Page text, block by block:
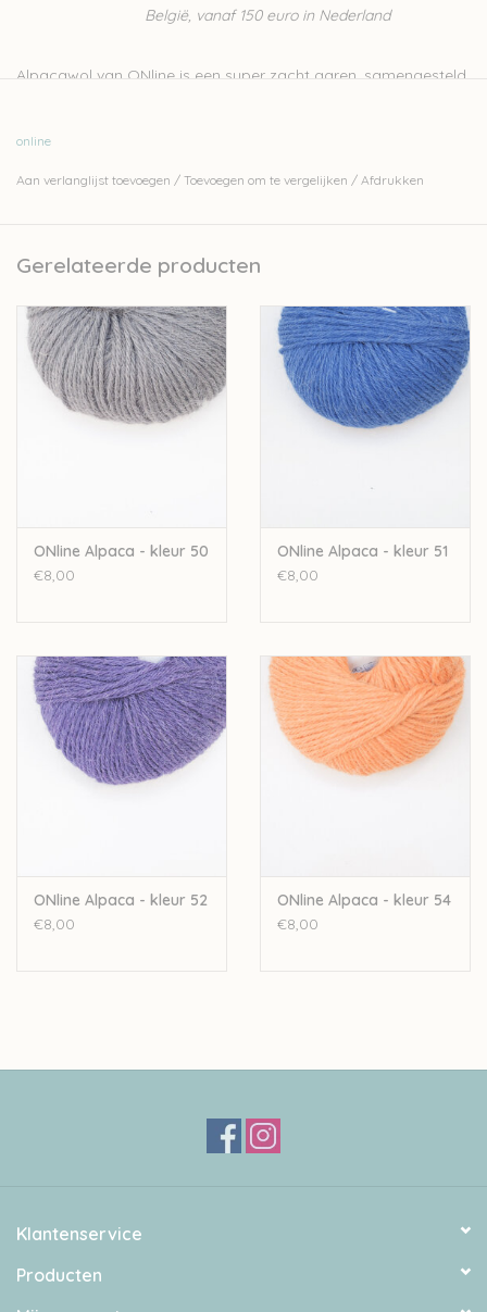
België, vanaf 150 euro in Nederland
Alpacawol van ONline is een super zacht garen, samengesteld
Handwas
Let op: de kleur op beeld kan afwijken van de werkelijke kleur.
online
Aan verlanglijst toevoegen / Toevoegen om te vergelijken / Afdrukken
Gerelateerde producten
ONline Alpaca - kleur 50
€8,00
ONline Alpaca - kleur 51
€8,00
ONline Alpaca - kleur 52
€8,00
ONline Alpaca - kleur 54
€8,00
Klantenservice
Producten